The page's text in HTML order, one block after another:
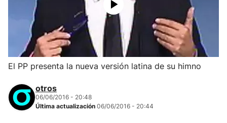
El PP presenta la nueva versión latina de su himno
otros
06/06/2016 - 20:48
Última actualización 06/06/2016 - 20:44